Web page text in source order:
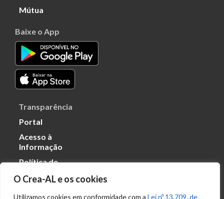
O Crea-AL e os cookies
Utilizamos cookies em conformidade com a Lei nº 13.709, de
Mútua
Baixe o App
Transparência
Portal
Acesso à
Informação
Política de
Dados